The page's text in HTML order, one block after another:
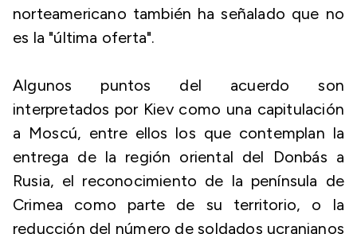
norteamericano también ha señalado que no
es la "última oferta".
Algunos puntos del acuerdo son
interpretados por Kiev como una capitulación
a Moscú, entre ellos los que contemplan la
entrega de la región oriental del Donbás a
Rusia, el reconocimiento de la península de
Crimea como parte de su territorio, o la
reducción del número de soldados ucranianos